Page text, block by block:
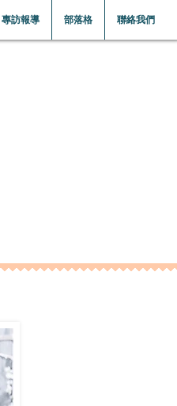
專訪報導 部落格 聯絡我們